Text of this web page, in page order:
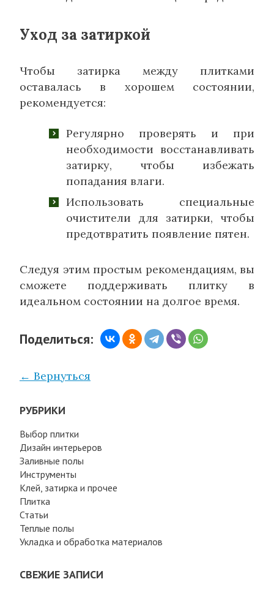
Уход за затиркой
Чтобы затирка между плитками
оставалась в хорошем состоянии,
рекомендуется:
Регулярно проверять и при
необходимости восстанавливать
затирку, чтобы избежать
попадания влаги.
Использовать специальные
очистители для затирки, чтобы
предотвратить появление пятен.
Следуя этим простым рекомендациям, вы
сможете поддерживать плитку в
идеальном состоянии на долгое время.
Поделиться:
← Вернуться
РУБРИКИ
Выбор плитки
Дизайн интерьеров
Заливные полы
Инструменты
Клей, затирка и прочее
Плитка
Статьи
Теплые полы
Укладка и обработка материалов
СВЕЖИЕ ЗАПИСИ